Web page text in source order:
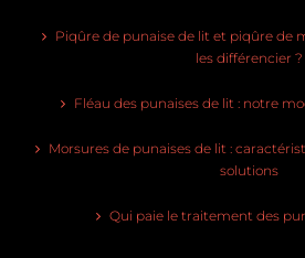
Piqûre de punaise de lit et piqûre de
les différencier ?
Fléau des punaises de lit : notre
Morsures de punaises de lit :
solutions
Qui paie le traitement des